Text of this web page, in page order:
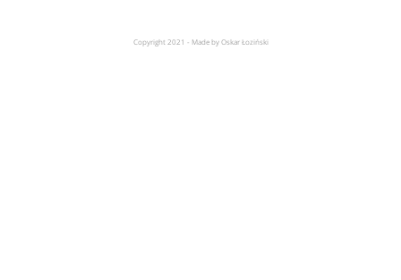
Copyright 2021 - Made by Oskar Łoziński